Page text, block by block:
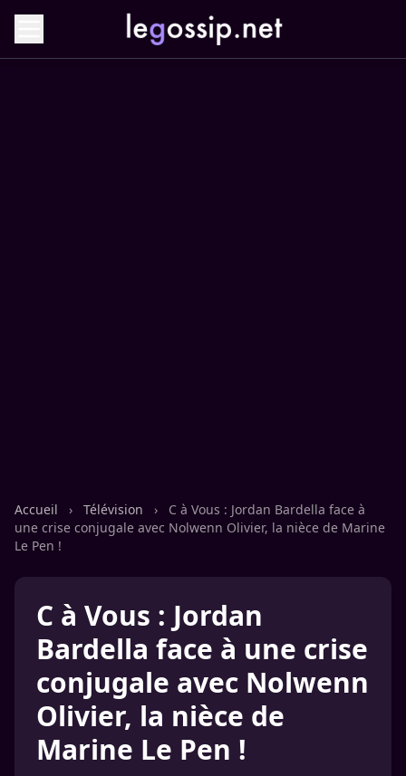
Accueil › Télévision ›
C à Vous : Jordan Bardella face à
une crise conjugale avec Nolwenn Olivier, la nièce de Marine
Le Pen !
C à Vous : Jordan
Bardella face à une crise
conjugale avec Nolwenn
Olivier, la nièce de
Marine Le Pen !